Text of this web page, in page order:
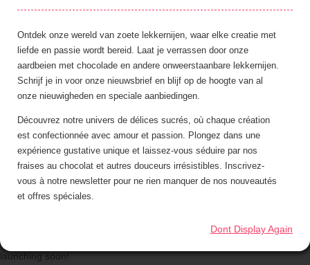
Ontdek onze wereld van zoete lekkernijen, waar elke creatie met
liefde en passie wordt bereid. Laat je verrassen door onze
aardbeien met chocolade en andere onweerstaanbare lekkernijen.
Schrijf je in voor onze nieuwsbrief en blijf op de hoogte van al
onze nieuwigheden en speciale aanbiedingen.
Découvrez notre univers de délices sucrés, où chaque création
est confectionnée avec amour et passion. Plongez dans une
expérience gustative unique et laissez-vous séduire par nos
fraises au chocolat et autres douceurs irrésistibles. Inscrivez-
vous à notre newsletter pour ne rien manquer de nos nouveautés
et offres spéciales.
Dont Display Again
Over Ons
Producten
Gallerij
Select Page
Great things are on the horizon
Something big is brewing! Our store is in the works and will be
launching soon!